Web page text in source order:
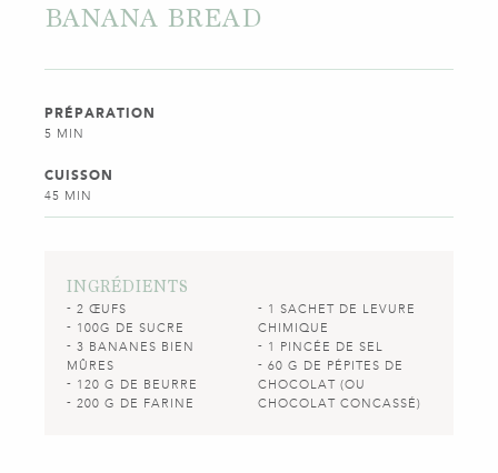
BANANA BREAD
PRÉPARATION
5 MIN
CUISSON
45 MIN
INGRÉDIENTS
2 ŒUFS
100G DE SUCRE
3 BANANES BIEN
MÛRES
120 G DE BEURRE
200 G DE FARINE
1 SACHET DE LEVURE
CHIMIQUE
1 PINCÉE DE SEL
60 G DE PÉPITES DE
CHOCOLAT (OU
CHOCOLAT CONCASSÉ)